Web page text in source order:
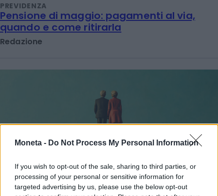
Moneta - Do Not Process My Personal Information
If you wish to opt-out of the sale, sharing to third parties, or
processing of your personal or sensitive information for
targeted advertising by us, please use the below opt-out
PREVIDENZA
Pensione di maggio: pagamenti al via,
quando e come ritirarla
Redazione